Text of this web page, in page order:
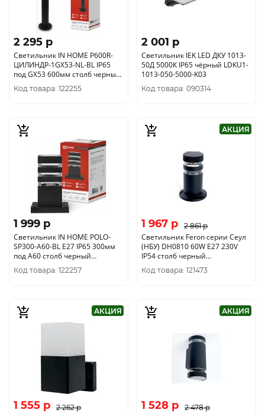
2 295 p
Светильник IN HOME P600R-
ЦИЛИНДР-1GX53-NL-BL IP65
под GX53 600мм столб черный
4690612052922
Код товара: 122255
2 001 p
Светильник IEK LED ДКУ 1013-
50Д 5000К IP65 чёрный LDKU1-
1013-050-5000-K03
Код товара: 090314
1 999 p
Светильник IN HOME POLO-
SP300-A60-BL E27 IP65 300мм
под A60 столб черный
4690612051642
Код товара: 122257
АКЦИЯ
1 967 p 2 861 p
Светильник Feron серии Сеул
(НБУ) DH0810 60W E27 230V
IP54 столб черный
90*90*200мм 48342
Код товара: 121473
АКЦИЯ
1 555 p 2 262 p
АКЦИЯ
1 528 p 2 478 p